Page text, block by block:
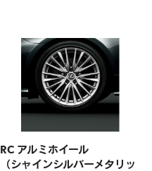
RC アルミホイール
（シャインシルバーメタリッ